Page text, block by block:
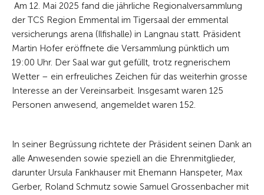
Am 12. Mai 2025 fand die jährliche Regionalversammlung
der TCS Region Emmental im Tigersaal der emmental
versicherungs arena (Ilfishalle) in Langnau statt. Präsident
Martin Hofer eröffnete die Versammlung pünktlich um
19:00 Uhr. Der Saal war gut gefüllt, trotz regnerischem
Wetter – ein erfreuliches Zeichen für das weiterhin grosse
Interesse an der Vereinsarbeit. Insgesamt waren 125
Personen anwesend, angemeldet waren 152.
In seiner Begrüssung richtete der Präsident seinen Dank an
alle Anwesenden sowie speziell an die Ehrenmitglieder,
darunter Ursula Fankhauser mit Ehemann Hanspeter, Max
Gerber, Roland Schmutz sowie Samuel Grossenbacher mit